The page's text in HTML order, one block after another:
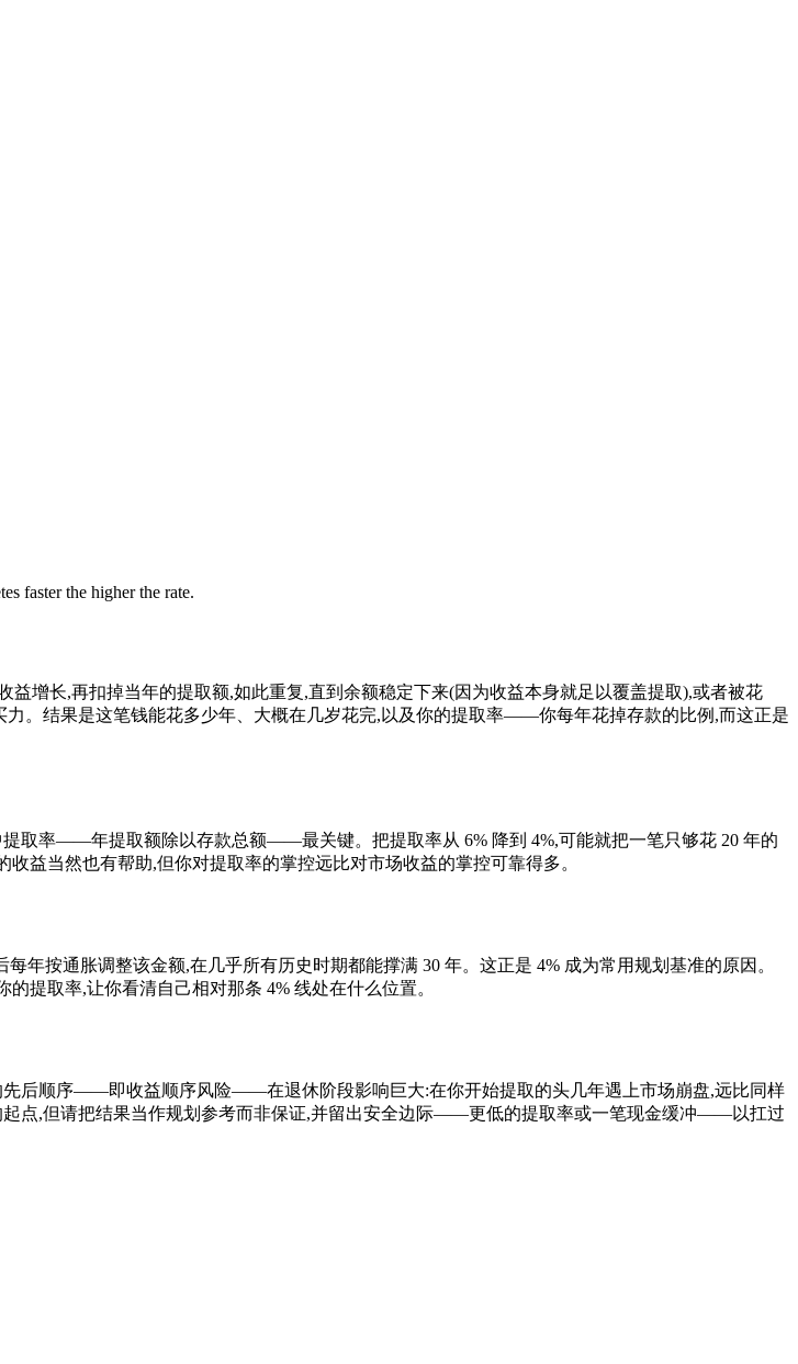
faster the higher the rate.
增长,再扣掉当年的提取额,如此重复,直到余额稳定下来(因为收益本身就足以覆盖提取),或者被花
。结果是这笔钱能花多少年、大概在几岁花完,以及你的提取率——你每年花掉存款的比例,而这正是
取率——年提取额除以存款总额——最关键。把提取率从 6% 降到 4%,可能就把一笔只够花 20 年的
益当然也有帮助,但你对提取率的掌控远比对市场收益的掌控可靠得多。
年按通胀调整该金额,在几乎所有历史时期都能撑满 30 年。这正是 4% 成为常用规划基准的原因。
提取率,让你看清自己相对那条 4% 线处在什么位置。
后顺序——即收益顺序风险——在退休阶段影响巨大:在你开始提取的头几年遇上市场崩盘,远比同样
点,但请把结果当作规划参考而非保证,并留出安全边际——更低的提取率或一笔现金缓冲——以扛过